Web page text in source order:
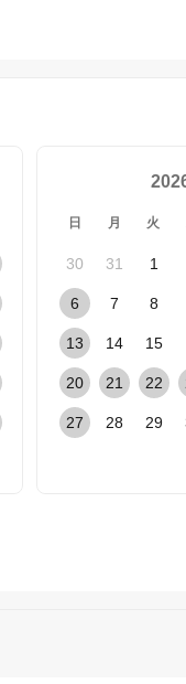
日 月 火
30 31 1
6 7 8
13 14 15
20 21 22
27 28 29